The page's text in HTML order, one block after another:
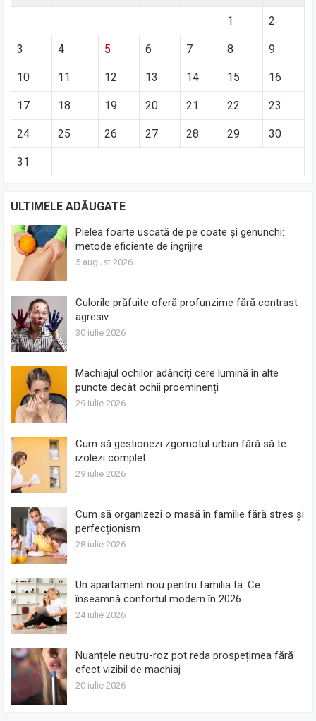
1 2
3 4 5 6 7 8 9
10 11 12 13 14 15 16
17 18 19 20 21 22 23
24 25 26 27 28 29 30
31
ULTIMELE ADĂUGATE
Pielea foarte uscată de pe coate și genunchi:
metode eficiente de îngrijire
5 august 2026
Culorile prăfuite oferă profunzime fără contrast
agresiv
30 iulie 2026
Machiajul ochilor adânciți cere lumină în alte
puncte decât ochii proeminenți
29 iulie 2026
Cum să gestionezi zgomotul urban fără să te
izolezi complet
29 iulie 2026
Cum să organizezi o masă în familie fără stres și
perfecționism
28 iulie 2026
Un apartament nou pentru familia ta: Ce
înseamnă confortul modern în 2026
24 iulie 2026
Nuanțele neutru-roz pot reda prospețimea fără
efect vizibil de machiaj
20 iulie 2026